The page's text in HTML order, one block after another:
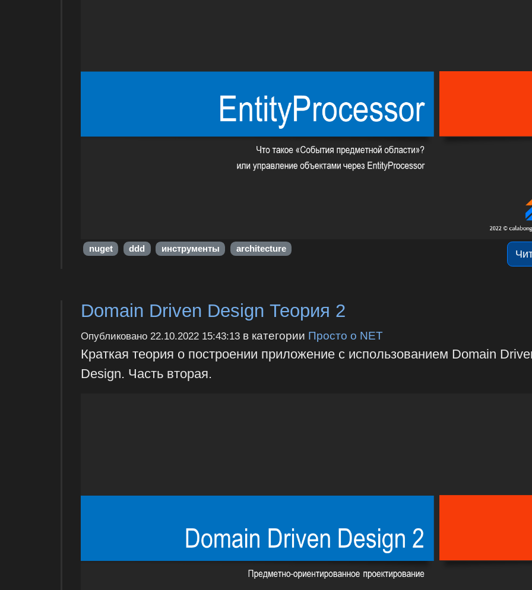
nuget ddd инструменты architecture
Domain Driven Design Теория 2
Опубликовано 22.10.2022 15:43:13в категории Просто о NET
Краткая теория о построении приложение с использованием Domain
Design. Часть вторая.